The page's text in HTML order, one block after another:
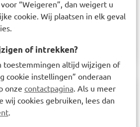
“Weigeren”, dan weigert u
cookie. Wij plaatsen in elk geval
of intrekken?
toestemmingen altijd wijzigen of
cookie instellingen” onderaan
onze contactpagina. Als u meer
wij cookies gebruiken, lees dan
.
Chek Instant startpakket